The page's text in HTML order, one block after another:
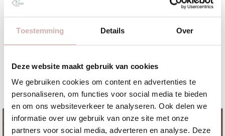
Toestemming Details Over
Deze website maakt gebruik van cookies
We gebruiken cookies om content en advertenties te
personaliseren, om functies voor social media te bieden
en om ons websiteverkeer te analyseren. Ook delen we
informatie over uw gebruik van onze site met onze
partners voor social media, adverteren en analyse. Deze
begeleidt jaarlijks diverse gala’s en lustrumfeesten.
EventplannerLotte Muskensspeelt daarin een
belangrijke rol. Met haar ervaring weet zij precies
hoe een galaprogramma opgebouwd moet
ontspannen en feestelijke avond.